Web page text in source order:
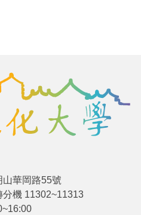
山華岡路55號
分機 11302~11313